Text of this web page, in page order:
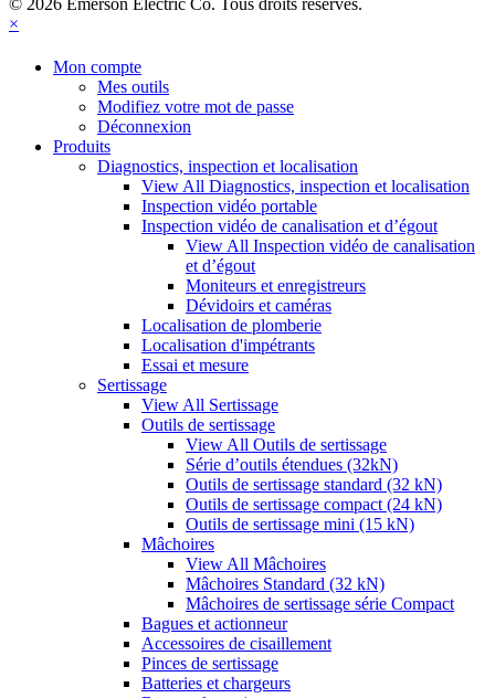
© 2026 Emerson Electric Co. Tous droits réservés.
×
Mon compte
Mes outils
Modifiez votre mot de passe
Déconnexion
Produits
Diagnostics, inspection et localisation
View All Diagnostics, inspection et localisation
Inspection vidéo portable
Inspection vidéo de canalisation et d’égout
View All Inspection vidéo de canalisation
et d’égout
Moniteurs et enregistreurs
Dévidoirs et caméras
Localisation de plomberie
Localisation d'impétrants
Essai et mesure
Sertissage
View All Sertissage
Outils de sertissage
View All Outils de sertissage
Série d’outils étendues (32kN)
Outils de sertissage standard (32 kN)
Outils de sertissage compact (24 kN)
Outils de sertissage mini (15 kN)
Mâchoires
View All Mâchoires
Mâchoires Standard (32 kN)
Mâchoires de sertissage série Compact
Bagues et actionneur
Accessoires de cisaillement
Pinces de sertissage
Batteries et chargeurs